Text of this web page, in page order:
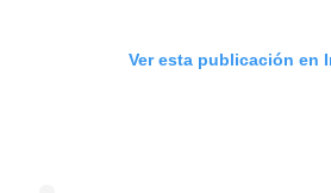
Ver esta publicación en